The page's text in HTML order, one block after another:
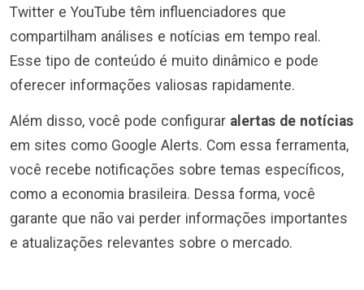
Twitter e YouTube têm influenciadores que
compartilham análises e notícias em tempo real.
Esse tipo de conteúdo é muito dinâmico e pode
oferecer informações valiosas rapidamente.
Além disso, você pode configurar alertas de notícias
em sites como Google Alerts. Com essa ferramenta,
você recebe notificações sobre temas específicos,
como a economia brasileira. Dessa forma, você
garante que não vai perder informações importantes
e atualizações relevantes sobre o mercado.